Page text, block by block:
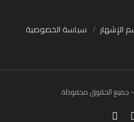
الإشهار سياسة الخصوصية
- جميع الحقوق محفوظة.